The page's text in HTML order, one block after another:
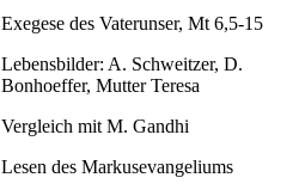
Exegese des Vaterunser, Mt 6,5-15
Lebensbilder: A. Schweitzer, D.
Bonhoeffer, Mutter Teresa
Vergleich mit M. Gandhi
Lesen des Markusevangeliums